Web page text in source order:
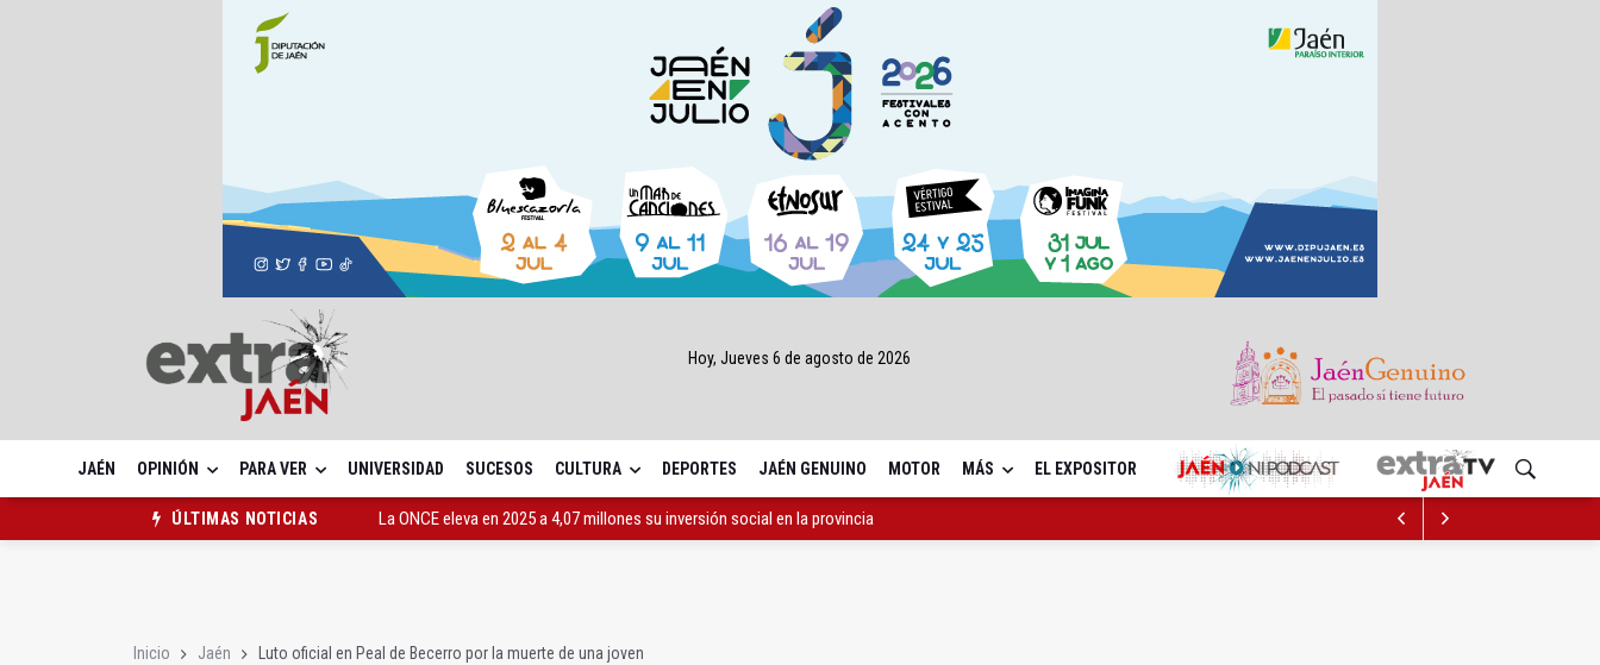
Hoy, Jueves 6 de agosto de 2026
JAÉN OPINIÓN PARA VER UNIVERSIDAD SUCESOS CULTURA DEPORTES JAÉN GENUINO MOTOR MÁS EL EXPOSITOR
ÚLTIMAS NOTICIAS
La ONCE eleva en 2025 a 4,07 millones su inversión social en la provincia
Inicio Jaén Luto oficial en Peal de Becerro por la muerte de una joven